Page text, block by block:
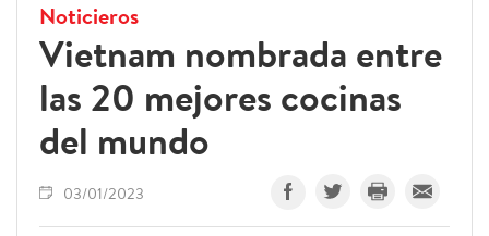
Noticieros
Vietnam nombrada entre
las 20 mejores cocinas
del mundo
03/01/2023